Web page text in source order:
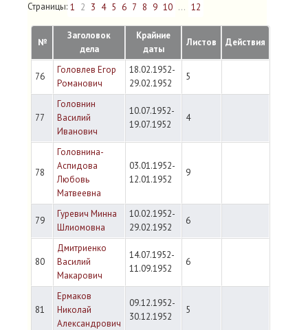
Страницы: 1 2 3 4 5 6 7 8 9 10 ... 12
№
Заголовок
дела
Крайние
даты
Листов Действия
76
Головлев Егор
Романович
18.02.1952-
29.02.1952
5
77
Головнин
Василий
Иванович
10.07.1952-
19.07.1952
4
78
Головнина-
Аспидова
Любовь
Матвеевна
03.01.1952-
12.01.1952
9
79
Гуревич Минна
Шлиомовна
10.02.1952-
29.02.1952
6
80
Дмитриенко
Василий
Макарович
14.07.1952-
11.09.1952
6
81
Ермаков
Николай
Александрович
09.12.1952-
30.12.1952
5